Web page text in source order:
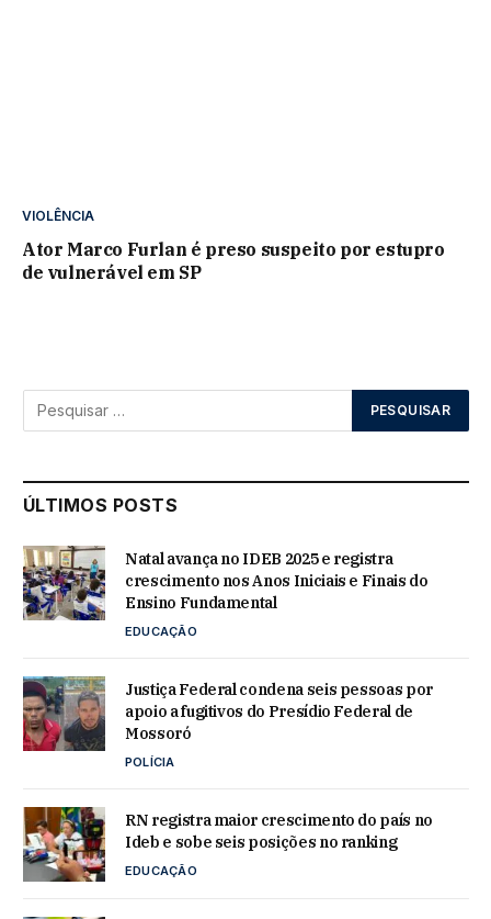
VIOLÊNCIA
Ator Marco Furlan é preso suspeito por estupro
de vulnerável em SP
ÚLTIMOS POSTS
Natal avança no IDEB 2025 e registra
crescimento nos Anos Iniciais e Finais do
Ensino Fundamental
EDUCAÇÃO
Justiça Federal condena seis pessoas por
apoio a fugitivos do Presídio Federal de
Mossoró
POLÍCIA
RN registra maior crescimento do país no
Ideb e sobe seis posições no ranking
EDUCAÇÃO